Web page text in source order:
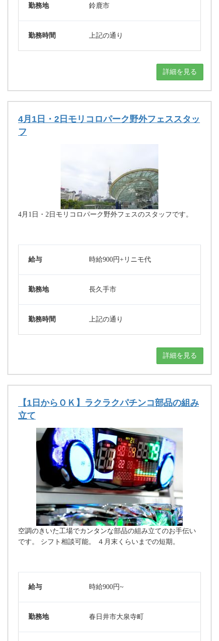
勤務地 鈴鹿市
勤務時間 上記の通り
詳細を見る
4月1日・2日モリコロパーク野外フェススタッ
フ
4月1日・2日モリコロパーク野外フェスのスタッフです。
給与 時給900円+リニモ代
勤務地 長久手市
勤務時間 上記の通り
詳細を見る
【1日からＯＫ】ラクラクパチンコ部品の組み
立て
空調のきいた工場でカンタンな部品の組み立てのお手伝い
です。 シフト相談可能。 ４月末くらいまでの短期。
給与 時給900円~
勤務地 春日井市大泉寺町